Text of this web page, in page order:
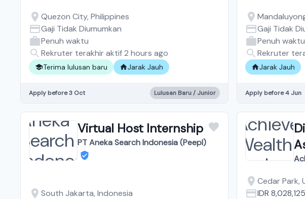
Quezon City, Philippines
Gaji Tidak Diumumkan
Penuh waktu
Rekruter terakhir aktif 2 hours ago
Terima lulusan baru Jarak Jauh
Apply before 3 Oct Lulusan Baru / Junior
Gaji Tidak
Penuh waktu
Rekruter
Jarak Jauh
Apply before 4 Jun
Virtual Host Internship
PT Aneka Search Indonesia (Peepl)
South Jakarta, Indonesia
Cedar Park,
IDR